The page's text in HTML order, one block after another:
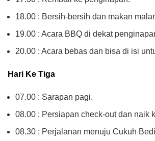
18.00 : Bersih-bersih dan makan
19.00 : Acara BBQ di dekat
20.00 : Acara bebas dan bisa di isi
Hari Ke Tiga
07.00 : Sarapan pagi.
08.00 : Persiapan check-out dan naik
08.30 : Perjalanan menuju Cukuh